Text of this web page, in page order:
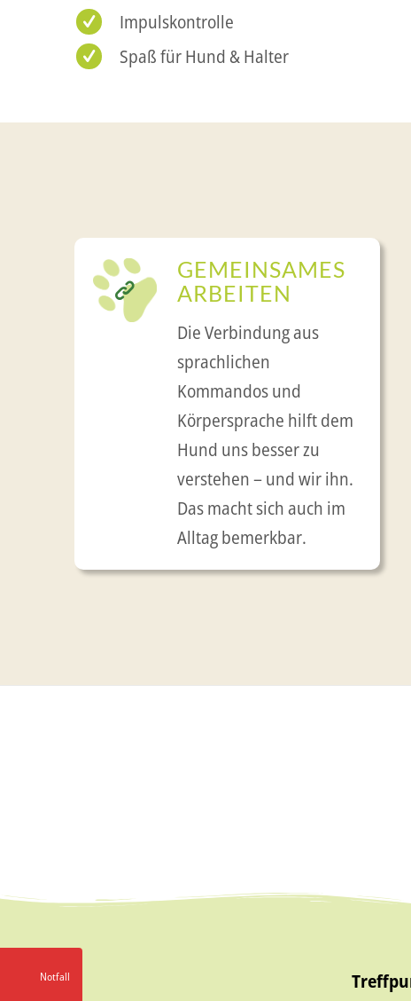
Impulskontrolle
Spaß für Hund & Halter
GEMEINSAMES
ARBEITEN
Die Verbindung aus
sprachlichen
Kommandos und
Körpersprache hilft dem
Hund uns besser zu
verstehen – und wir ihn.
Das macht sich auch im
Alltag bemerkbar.
Notfall